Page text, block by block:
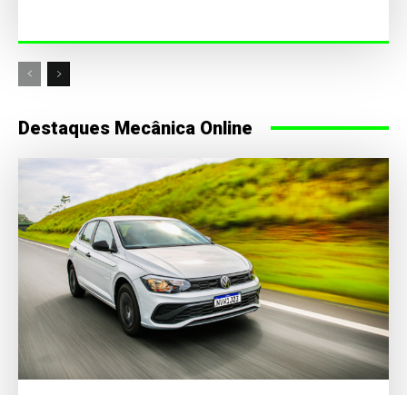
Destaques Mecânica Online